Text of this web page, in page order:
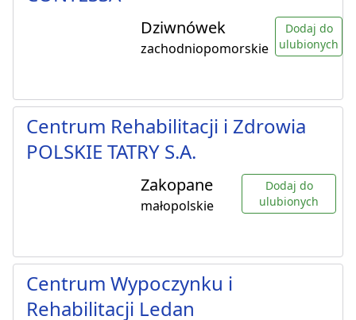
Dziwnówek
zachodniopomorskie
Dodaj do
ulubionych
Centrum Rehabilitacji i Zdrowia
POLSKIE TATRY S.A.
Zakopane
małopolskie
Dodaj do
ulubionych
Centrum Wypoczynku i
Rehabilitacji Ledan